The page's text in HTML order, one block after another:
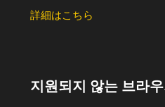
詳細はこちら
지원되지 않는 브라